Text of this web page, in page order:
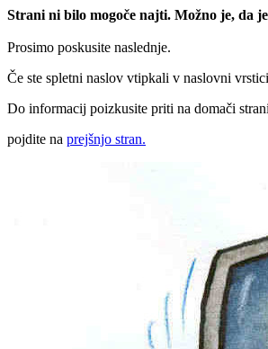
Strani ni bilo mogoče najti. Možno je, da
Prosimo poskusite naslednje.
Če ste spletni naslov vtipkali v naslovni
Do informacij poizkusite priti na domači strani
pojdite na prejšnjo stran.